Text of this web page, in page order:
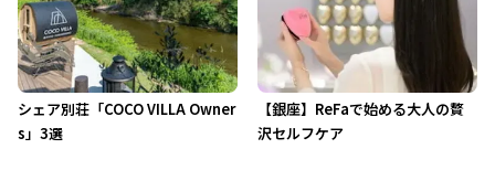
シェア別荘「COCO VILLA Owner
s」3選
【銀座】ReFaで始める大人の贅
沢セルフケア